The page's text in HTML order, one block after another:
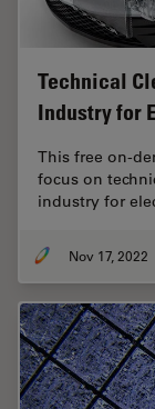
Technical
Industry for
This free on-
focus on
industry for
Nov 17, 2022